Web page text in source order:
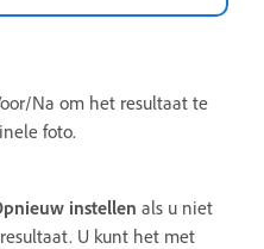
Na om het resultaat te
foto.
instellen als u niet
U kunt het met